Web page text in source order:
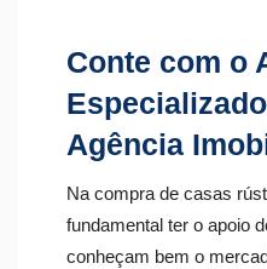
Conte com o
Agência
Na compra de casas
fundamental ter o apoio
conheçam bem o